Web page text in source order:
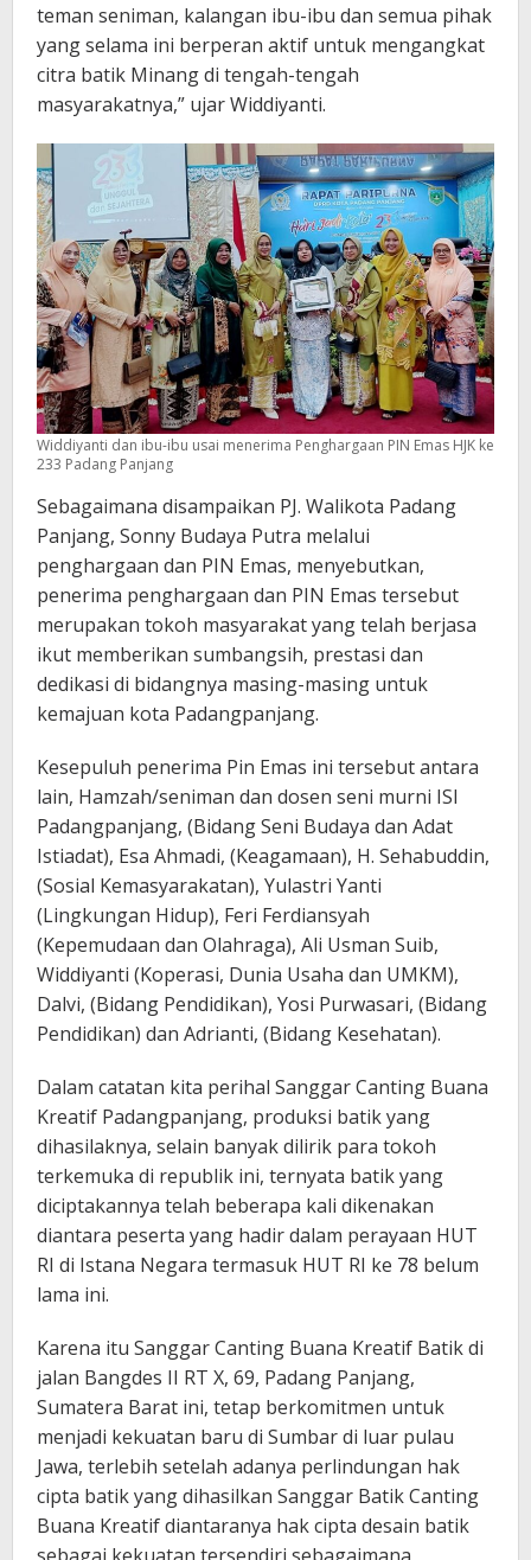
teman seniman, kalangan ibu-ibu dan semua pihak
yang selama ini berperan aktif untuk mengangkat
citra batik Minang di tengah-tengah
masyarakatnya,” ujar Widdiyanti.
Widdiyanti dan ibu-ibu usai menerima Penghargaan PIN Emas HJK ke
233 Padang Panjang
Sebagaimana disampaikan PJ. Walikota Padang
Panjang, Sonny Budaya Putra melalui
penghargaan dan PIN Emas, menyebutkan,
penerima penghargaan dan PIN Emas tersebut
merupakan tokoh masyarakat yang telah berjasa
ikut memberikan sumbangsih, prestasi dan
dedikasi di bidangnya masing-masing untuk
kemajuan kota Padangpanjang.
Kesepuluh penerima Pin Emas ini tersebut antara
lain, Hamzah/seniman dan dosen seni murni ISI
Padangpanjang, (Bidang Seni Budaya dan Adat
Istiadat), Esa Ahmadi, (Keagamaan), H. Sehabuddin,
(Sosial Kemasyarakatan), Yulastri Yanti
(Lingkungan Hidup), Feri Ferdiansyah
(Kepemudaan dan Olahraga), Ali Usman Suib,
Widdiyanti (Koperasi, Dunia Usaha dan UMKM),
Dalvi, (Bidang Pendidikan), Yosi Purwasari, (Bidang
Pendidikan) dan Adrianti, (Bidang Kesehatan).
Dalam catatan kita perihal Sanggar Canting Buana
Kreatif Padangpanjang, produksi batik yang
dihasilaknya, selain banyak dilirik para tokoh
terkemuka di republik ini, ternyata batik yang
diciptakannya telah beberapa kali dikenakan
diantara peserta yang hadir dalam perayaan HUT
RI di Istana Negara termasuk HUT RI ke 78 belum
lama ini.
Karena itu Sanggar Canting Buana Kreatif Batik di
jalan Bangdes II RT X, 69, Padang Panjang,
Sumatera Barat ini, tetap berkomitmen untuk
menjadi kekuatan baru di Sumbar di luar pulau
Jawa, terlebih setelah adanya perlindungan hak
cipta batik yang dihasilkan Sanggar Batik Canting
Buana Kreatif diantaranya hak cipta desain batik